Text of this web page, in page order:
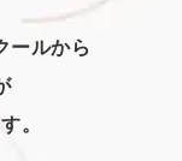
ールから
。